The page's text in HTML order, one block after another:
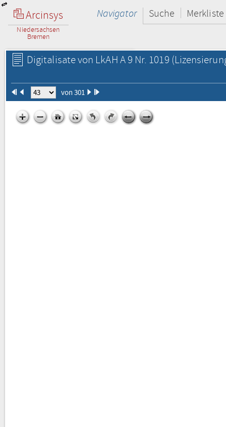
Arcinsys
Niedersachsen
Bremen
Navigator Suche Merkliste
Digitalisate von LkAH A 9 Nr. 1019
von 301